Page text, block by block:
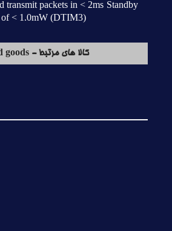
transmit packets in < 2ms Standby
of < 1.0mW (DTIM3)
کالا های مرتبط - Related goods